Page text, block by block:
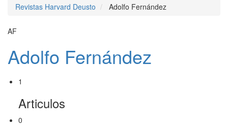
Revistas Harvard Deusto Adolfo Fernández
AF
Adolfo Fernández
1
Articulos
0